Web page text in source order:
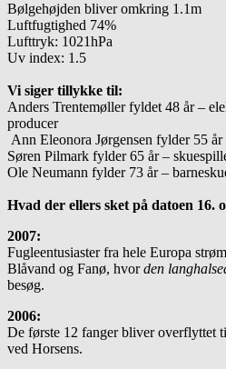
Bølgehøjden bliver omkring 1.1m
Luftfugtighed 74%
Lufttryk: 1021hPa
Uv index: 1.5
Vi siger tillykke til:
Anders Trentemøller fyldet 48 år –
producer
Ann Eleonora Jørgensen fylder 55
Søren Pilmark fylder 65 år –
Ole Neumann fylder 73 år –
Hvad der ellers sket på datoen 16.
2007:
Fugleentusiaster fra hele Europa
Blåvand og Fanø, hvorden
besøg.
2006:
De første 12 fanger bliver overflyttet
ved Horsens.